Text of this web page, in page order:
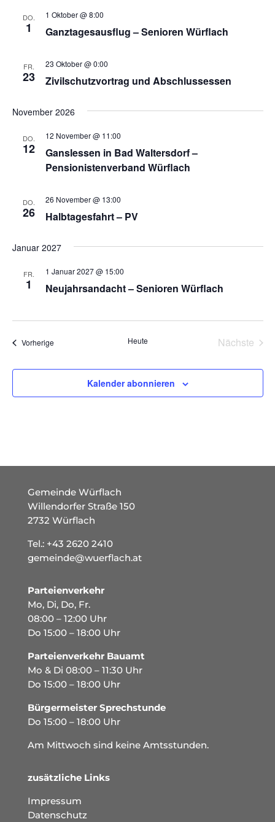
DO.
1 Ganztagesausflug – Senioren Würflach
1 Oktober @ 8:00
FR.
23 Zivilschutzvortrag und Abschlussessen
23 Oktober @ 0:00
November 2026
DO.
12
Ganslessen in Bad Waltersdorf –
Pensionistenverband Würflach
12 November @ 11:00
DO.
26 Halbtagesfahrt – PV
26 November @ 13:00
Januar 2027
FR.
1 Neujahrsandacht – Senioren Würflach
1 Januar 2027 @ 15:00
VorherigeVeranstaltungen Heute
Nächste
Kalender abonnieren
Gemeinde Würflach
Willendorfer Straße 150
2732 Würflach
Tel.: +43 2620 2410
gemeinde@wuerflach.at
Parteienverkehr
Mo, Di, Do, Fr.
08:00 – 12:00 Uhr
Do 15:00 – 18:00 Uhr
Parteienverkehr Bauamt
Mo & Di 08:00 – 11:30 Uhr
Do 15:00 – 18:00 Uhr
Bürgermeister Sprechstunde
Do 15:00 – 18:00 Uhr
Am Mittwoch sind keine Amtsstunden.
zusätzliche Links
Impressum
Datenschutz